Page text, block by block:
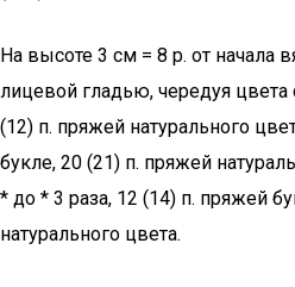
На высоте 3 см = 8 р. от начала
лицевой гладью, чередуя
(12) п. пряжей натурального
букле, 20 (21) п. пряжей
* до * 3 раза, 12 (14) п. пряжей
натурального цвета.